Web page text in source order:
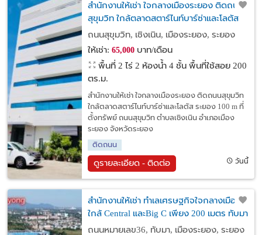
สำนักงานให้เช่า ใจกลางเมืองระยอง ติดถนน
สุขุมวิท ใกล้ตลาดสตาร์ไนท์บาร์ซ่าและโลตัส
ระยอง 100 m
ถนนสุขุมวิท, เชิงเนิน, เมืองระยอง, ระยอง
ให้เช่า: 65,000บาท/เดือน
พื้นที่ 2 ไร่ 2 ห้องน้ำ 4 ชั้น พื้นที่ใช้สอย 200
ตร.ม.
สำนักงานให้เช่า ใจกลางเมืองระยอง ติดถนนสุขุมวิท
ใกล้ตลาดสตาร์ไนท์บาร์ซ่าและโลตัส ระยอง 100 m ที่
ตั้งทรัพย์ ถนนสุขุมวิท ตำบลเชิงเนิน อำเภอเมือง
ระยอง จังหวัดระยอง
ติดถนน
ดูรายละเอียด - ติดต่อ วันนี้
สำนักงานให้เช่า ทำเลเศรษฐกิจใจกลางเมือง
ใกล้ Central และBig C เพียง 200 เมตร ทับมา
ระยอง
ถนนหมายเลข36, ทับมา, เมืองระยอง, ระยอง